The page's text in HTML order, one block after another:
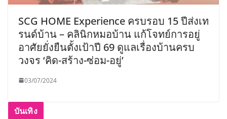
SCG HOME Experience ครบรอบ 15 ปีส่งเท
รนด์บ้าน – คลินิกหมอบ้าน แก้โจทย์การอยู่
อาศัยยั่งยืนตั้งเป้าปี 69 ดูแลเรื่องบ้านครบ
วงจร ‘คิด-สร้าง-ซ่อม-อยู่’
03/07/2024
บันเทิง